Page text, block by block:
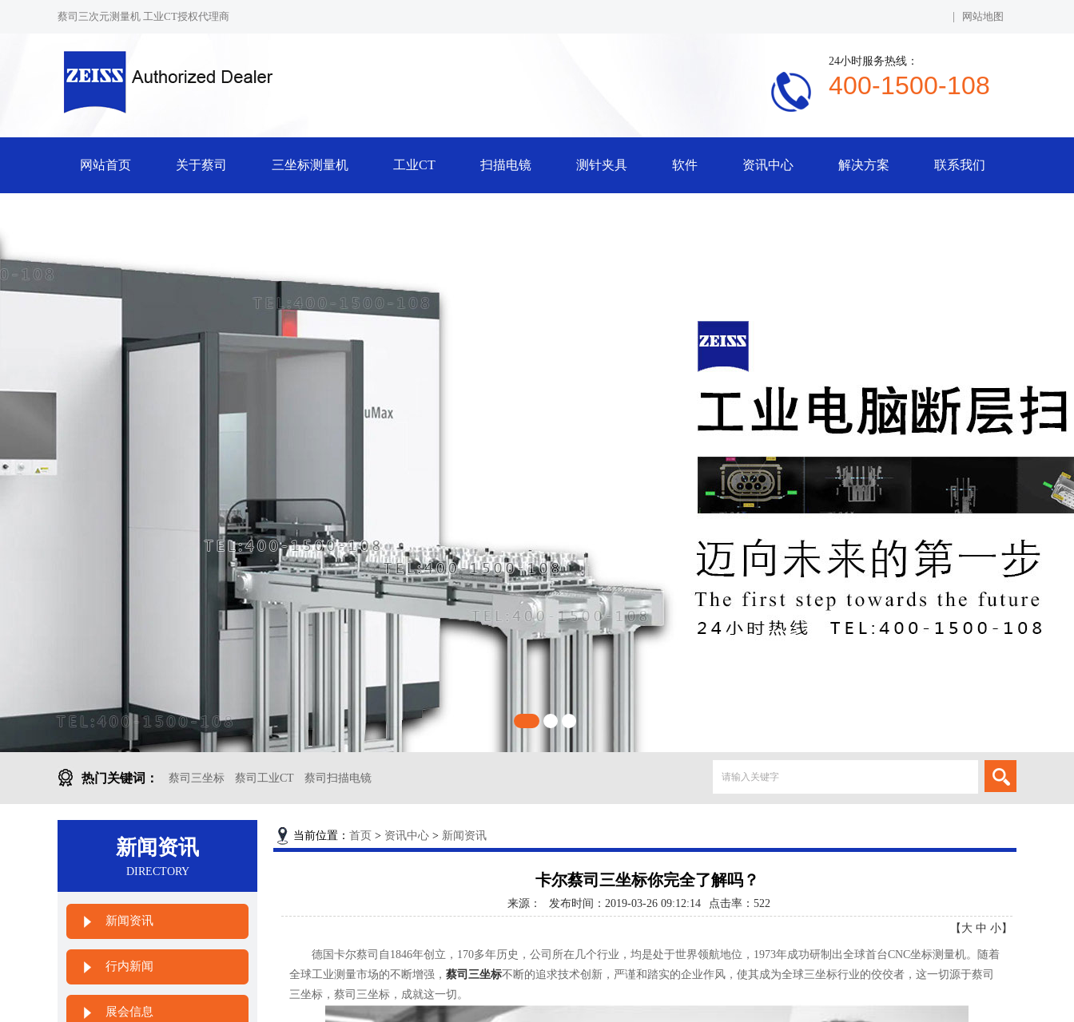
蔡司三次元测量机 工业CT授权代理商 网站地图
24小时服务热线：
400-1500-108
网站首页 关于蔡司 三坐标测量机 工业CT 扫描电镜 测针夹具 软件 资讯中心 解决方案 联系我们
热门关键词： 蔡司三坐标 蔡司工业CT 蔡司扫描电镜
新闻资讯
DIRECTORY
新闻资讯
行内新闻
展会信息
当前位置： 首页 > 资讯中心 > 新闻资讯
卡尔蔡司三坐标你完全了解吗？
来源： 发布时间：2019-03-26 09:12:14 点击率： 522
【 大 中 小】
德国卡尔蔡司自1846年创立，170多年历史，公司所在几个行业，均是处于世界领航地位，1973年成功研制出全球首台CNC坐标测量机。随着
全球工业测量市场的不断增强， 蔡司三坐标不断的追求技术创新，严谨和踏实的企业作风，使其成为全球三坐标行业的佼佼者，这一切源于蔡司
三坐标，蔡司三坐标，成就这一切。